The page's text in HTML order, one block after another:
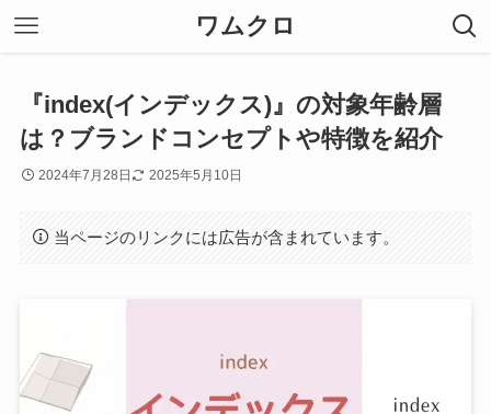
ワムクロ
『index(インデックス)』の対象年齢層
は？ブランドコンセプトや特徴を紹介
2024年7月28日 2025年5月10日
当ページのリンクには広告が含まれています。